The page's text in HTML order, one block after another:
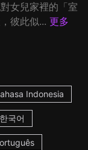
女兒家裡的「室
彼此似... 更多
Indonesia
한국어